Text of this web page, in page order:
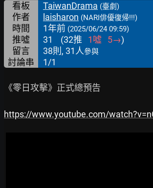
看板 TaiwanDrama (臺劇)
作者 laisharon (NARI俳優復帰!!!)
時間 1年前 (2025/06/24 09:59)
推噓 31 (32推 1噓 5→)
留言
38則, 31人參與
討論串 1/1
《零日攻擊》正式總預告
https://www.youtube.com/